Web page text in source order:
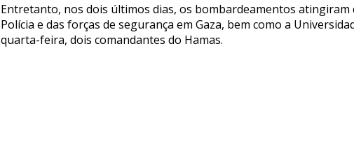
Entretanto, nos dois últimos dias, os bombardeamentos atingiram
Polícia e das forças de segurança em Gaza, bem como a
quarta-feira, dois comandantes do Hamas.